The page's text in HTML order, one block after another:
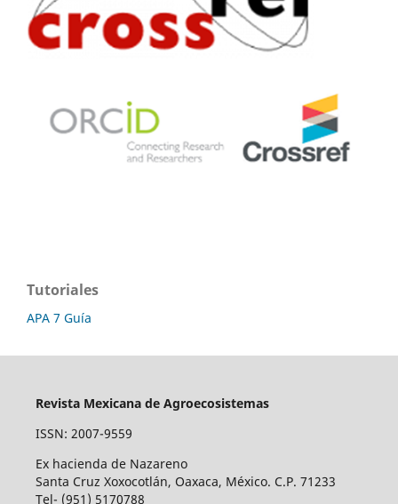
Tutoriales
APA 7 Guía
Revista Mexicana de Agroecosistemas
ISSN: 2007-9559
Ex hacienda de Nazareno
Santa Cruz Xoxocotlán, Oaxaca, México. C.P. 71233
Tel- (951) 5170788